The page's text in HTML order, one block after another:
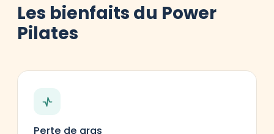
Les bienfaits du Power
Pilates
Perte de gras